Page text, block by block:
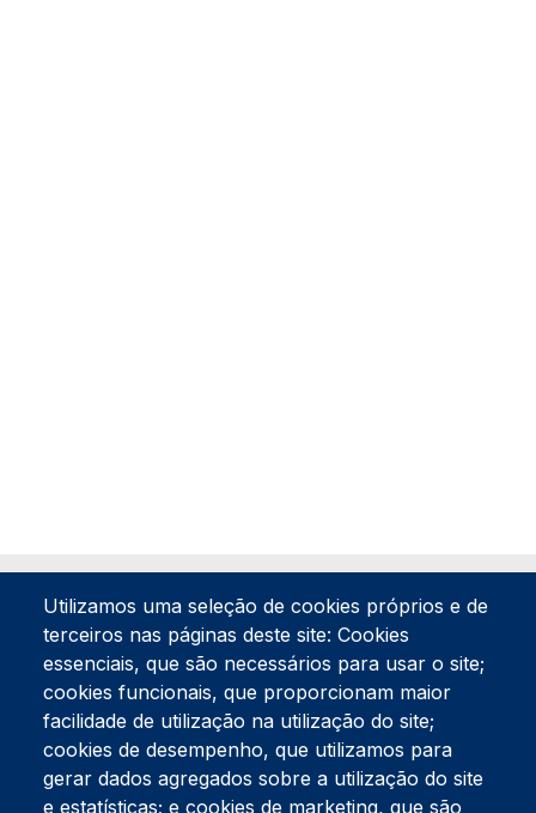
Tel:234 390 100Fax:234 390 100
Endereço Postal
Apartado 42
Utilizamos uma seleção de cookies próprios e de
terceiros nas páginas deste site: Cookies
essenciais, que são necessários para usar o site;
cookies funcionais, que proporcionam maior
facilidade de utilização na utilização do site;
cookies de desempenho, que utilizamos para
gerar dados agregados sobre a utilização do site
e estatísticas; e cookies de marketing, que são